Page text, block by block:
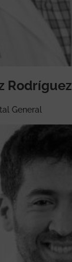
Rodríguez
General